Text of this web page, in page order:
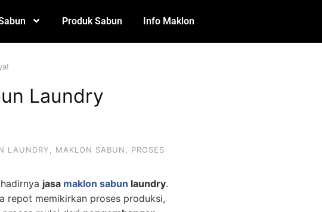
Produk Sabun Info Maklon
Laundry
LAUNDRY MAKLON SABUN
PROSES
jasa maklon sabun laundry.
repot memikirkan proses produksi,